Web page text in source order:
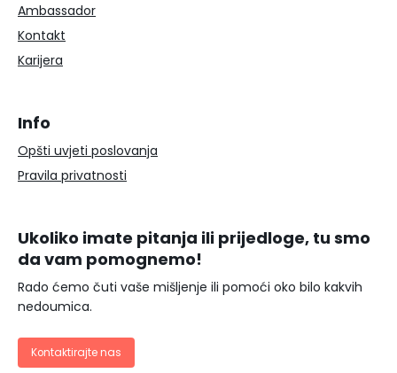
Ambassador
Kontakt
Karijera
Info
Opšti uvjeti poslovanja
Pravila privatnosti
Ukoliko imate pitanja ili prijedloge, tu smo
da vam pomognemo!
Rado ćemo čuti vaše mišljenje ili pomoći oko bilo kakvih
nedoumica.
Kontaktirajte nas